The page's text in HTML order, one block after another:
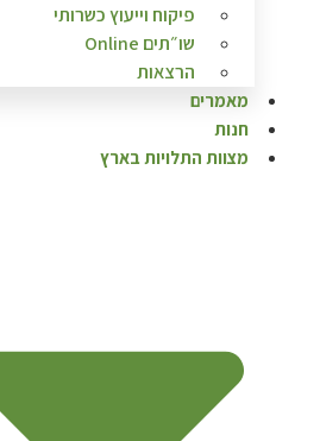
פיקוח וייעוץ כשרותי
שו״תים Online
הרצאות
מאמרים
חנות
מצוות התלויות בארץ